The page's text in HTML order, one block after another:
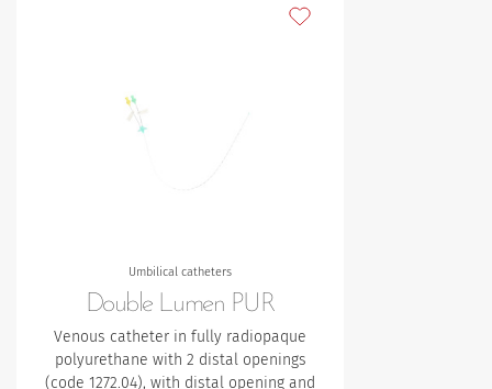
Umbilical catheters
Double Lumen PUR
Venous catheter in fully radiopaque
polyurethane with 2 distal openings
(code 1272.04), with distal opening and
Lägg till bland mina